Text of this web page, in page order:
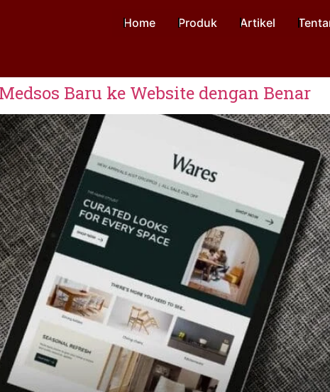
Home Produk Artikel
Baru ke Website dengan Benar